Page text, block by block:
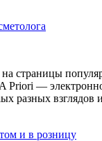
страницы
Priori —
разных взглядов
и в розницу